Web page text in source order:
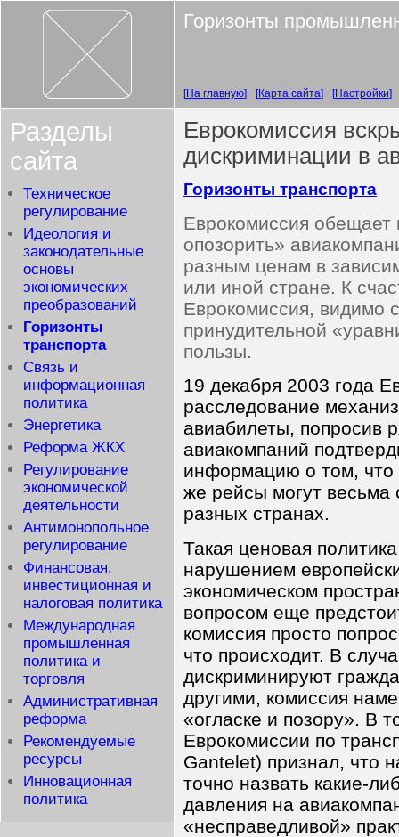
Горизонты
На главную Карта сайта Настройки
Разделы
сайта
Техническое
регулирование
Идеология и
законодательные
основы
экономических
преобразований
Горизонты
транспорта
Связь и
информационная
политика
Энергетика
Реформа ЖКХ
Регулирование
экономической
деятельности
Антимонопольное
регулирование
Финансовая,
инвестиционная и
налоговая политика
Международная
промышленная
политика и
торговля
Административная
реформа
Рекомендуемые
ресурсы
Инновационная
политика
Еврокомиссия
дискриминации в
Горизонты транспорта
Еврокомиссия обещает
опозорить»
разным ценам в
или иной стране. К
Еврокомиссия, видимо
принудительной
пользы.
19 декабря 2003 года
расследование
авиабилеты, попросив
авиакомпаний
информацию о том, что
же рейсы могут весьма
разных странах.
Такая ценовая
нарушением
экономическом
вопросом еще
комиссия просто
что происходит. В
дискриминируют
другими, комиссия
«огласке и позору». В
Еврокомиссии по
Gantelet) признал, что
точно назвать какие-
давления на
«несправедливой»